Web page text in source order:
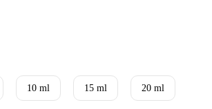
10 ml 15 ml 20 ml